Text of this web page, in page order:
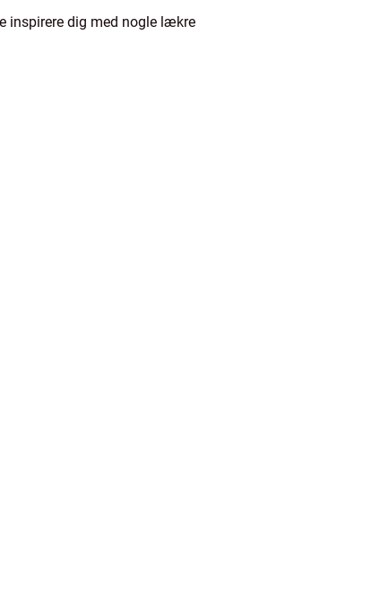
inspirere dig med nogle lækre